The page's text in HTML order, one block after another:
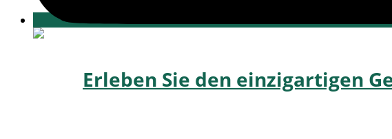
Erleben Sie den einzigartigen